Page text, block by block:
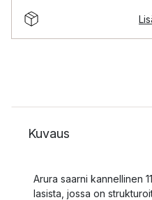
Kuvaus
Arura saarni kannellinen
lasista, jossa on